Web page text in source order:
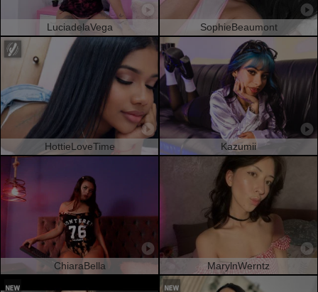
LuciadelaVega SophieBeaumont
HottieLoveTime Kazumii
ChiaraBella MarylnWerntz